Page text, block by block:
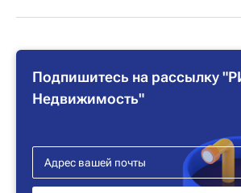
Подпишитесь на рассылку
Недвижимость"